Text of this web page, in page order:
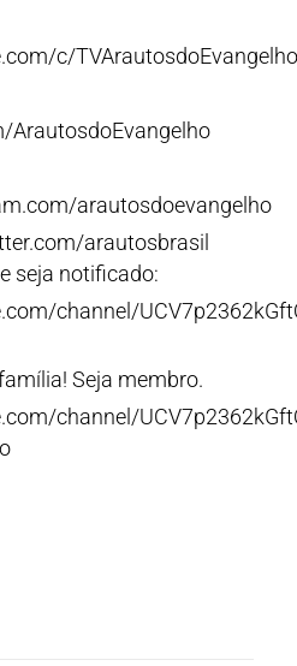
c/
ArautosdoEvangelho
arautosdoevangelho
arautosbrasil
seja notificado:
channel/
Seja membro.
channel/